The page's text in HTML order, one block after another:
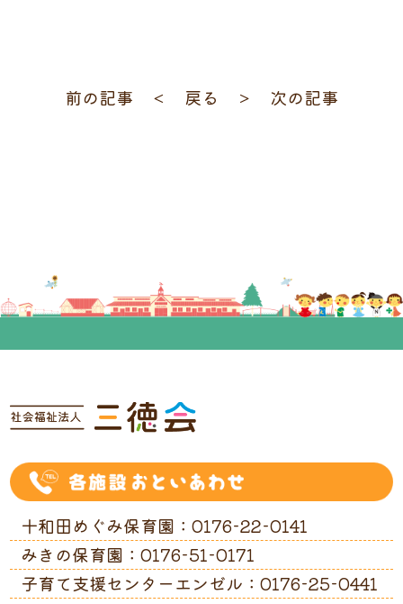
前の記事 ＜ 戻る ＞ 次の記事
十和田めぐみ保育園：0176-22-0141
みきの保育園：0176-51-0171
子育て支援センターエンゼル：0176-25-0441